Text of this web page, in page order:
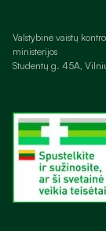
Valstybinė vaistų
ministerijos
Studentų g. 45A,